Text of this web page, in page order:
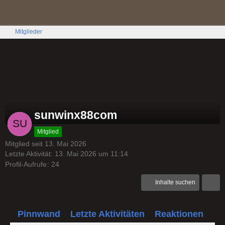
Mitglieder
sunwinx88com
Mitglied
Mitglied seit 13. Mai 2026
Letzte Aktivität: 13. Mai 2026 um 11:14
Profil-Aufrufe
24
Inhalte suchen
Pinnwand Letzte Aktivitäten Reaktionen